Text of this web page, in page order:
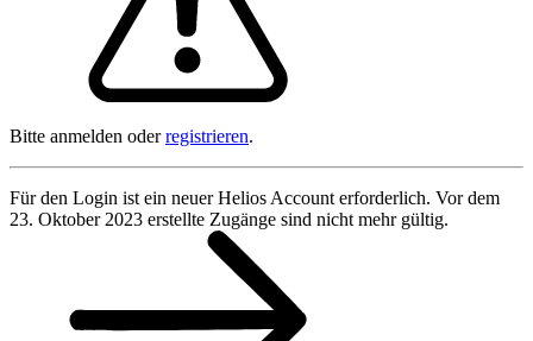
Bitte anmelden oderregistrieren.
Für den Login ist ein neuer Helios Account erforderlich. Vor dem
23. Oktober 2023 erstellte Zugänge sind nicht mehr gültig.